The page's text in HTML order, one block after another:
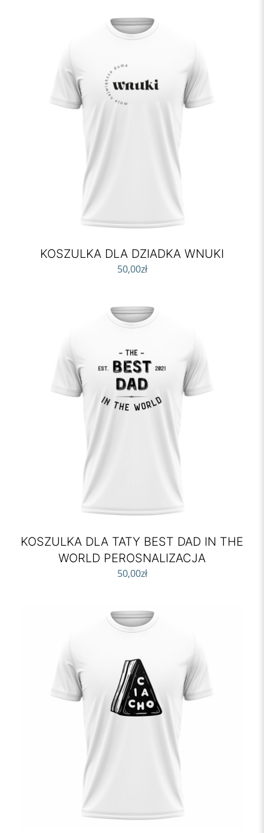
KOSZULKA DLA DZIADKA WNUKI
50,00zł
KOSZULKA DLA TATY BEST DAD IN THE
WORLD PEROSNALIZACJA
50,00zł